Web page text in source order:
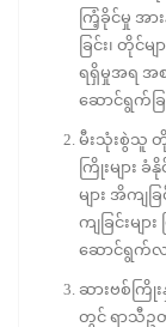
ကြံ့ခိုင်မှု အ
ခြင်း၊ တိုင်မ
ရရှိမှုအရ အ
ဆောင်ရွက်ခြ
မီးသုံးစွဲသူ
ကြိုးများ
များ အိကျခ
ကျခြင်းမျ
ဆောင်ရွက်လ
ဆားဗစ်ကြိုး
တွင် ရာသီဥတု